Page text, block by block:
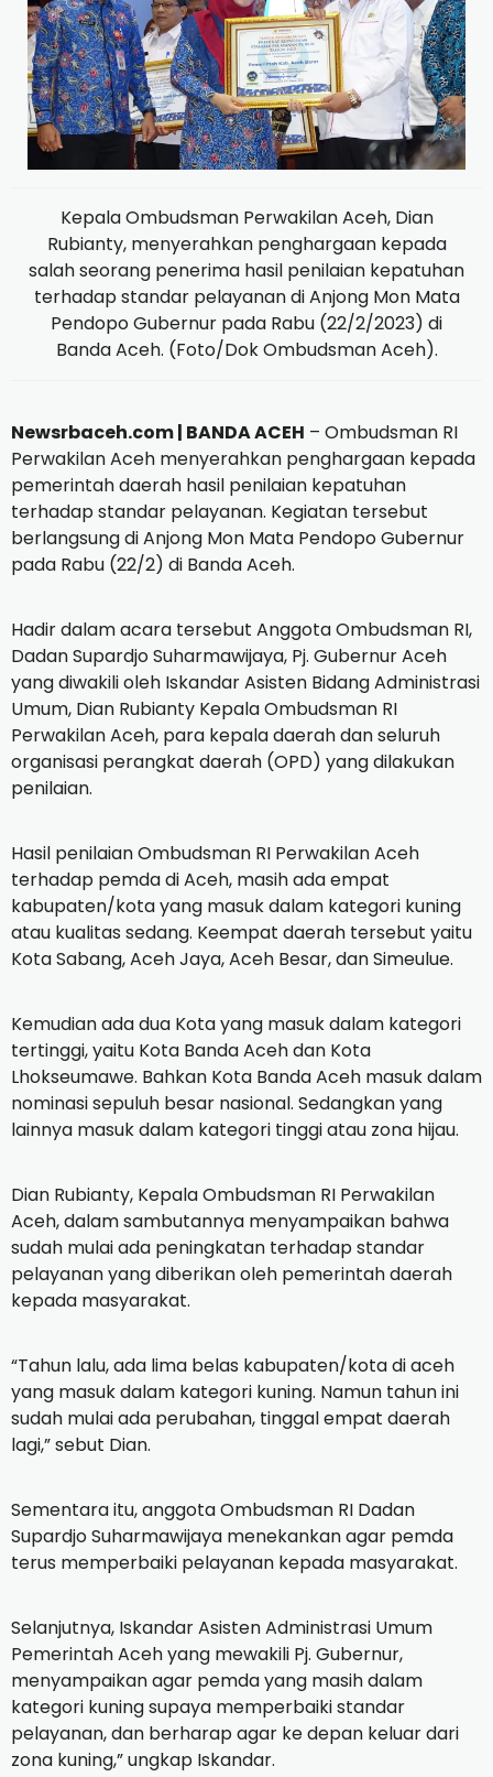
Kepala Ombudsman Perwakilan Aceh, Dian
Rubianty, menyerahkan penghargaan kepada
salah seorang penerima hasil penilaian kepatuhan
terhadap standar pelayanan di Anjong Mon Mata
Pendopo Gubernur pada Rabu (22/2/2023) di
Banda Aceh. (Foto/Dok Ombudsman Aceh).
Newsrbaceh.com | BANDA ACEH – Ombudsman RI
Perwakilan Aceh menyerahkan penghargaan kepada
pemerintah daerah hasil penilaian kepatuhan
terhadap standar pelayanan. Kegiatan tersebut
berlangsung di Anjong Mon Mata Pendopo Gubernur
pada Rabu (22/2) di Banda Aceh.
Hadir dalam acara tersebut Anggota Ombudsman RI,
Dadan Supardjo Suharmawijaya, Pj. Gubernur Aceh
yang diwakili oleh Iskandar Asisten Bidang Administrasi
Umum, Dian Rubianty Kepala Ombudsman RI
Perwakilan Aceh, para kepala daerah dan seluruh
organisasi perangkat daerah (OPD) yang dilakukan
penilaian.
Hasil penilaian Ombudsman RI Perwakilan Aceh
terhadap pemda di Aceh, masih ada empat
kabupaten/kota yang masuk dalam kategori kuning
atau kualitas sedang. Keempat daerah tersebut yaitu
Kota Sabang, Aceh Jaya, Aceh Besar, dan Simeulue.
Kemudian ada dua Kota yang masuk dalam kategori
tertinggi, yaitu Kota Banda Aceh dan Kota
Lhokseumawe. Bahkan Kota Banda Aceh masuk dalam
nominasi sepuluh besar nasional. Sedangkan yang
lainnya masuk dalam kategori tinggi atau zona hijau.
Dian Rubianty, Kepala Ombudsman RI Perwakilan
Aceh, dalam sambutannya menyampaikan bahwa
sudah mulai ada peningkatan terhadap standar
pelayanan yang diberikan oleh pemerintah daerah
kepada masyarakat.
“Tahun lalu, ada lima belas kabupaten/kota di aceh
yang masuk dalam kategori kuning. Namun tahun ini
sudah mulai ada perubahan, tinggal empat daerah
lagi,” sebut Dian.
Sementara itu, anggota Ombudsman RI Dadan
Supardjo Suharmawijaya menekankan agar pemda
terus memperbaiki pelayanan kepada masyarakat.
Selanjutnya, Iskandar Asisten Administrasi Umum
Pemerintah Aceh yang mewakili Pj. Gubernur,
menyampaikan agar pemda yang masih dalam
kategori kuning supaya memperbaiki standar
pelayanan, dan berharap agar ke depan keluar dari
zona kuning,” ungkap Iskandar.